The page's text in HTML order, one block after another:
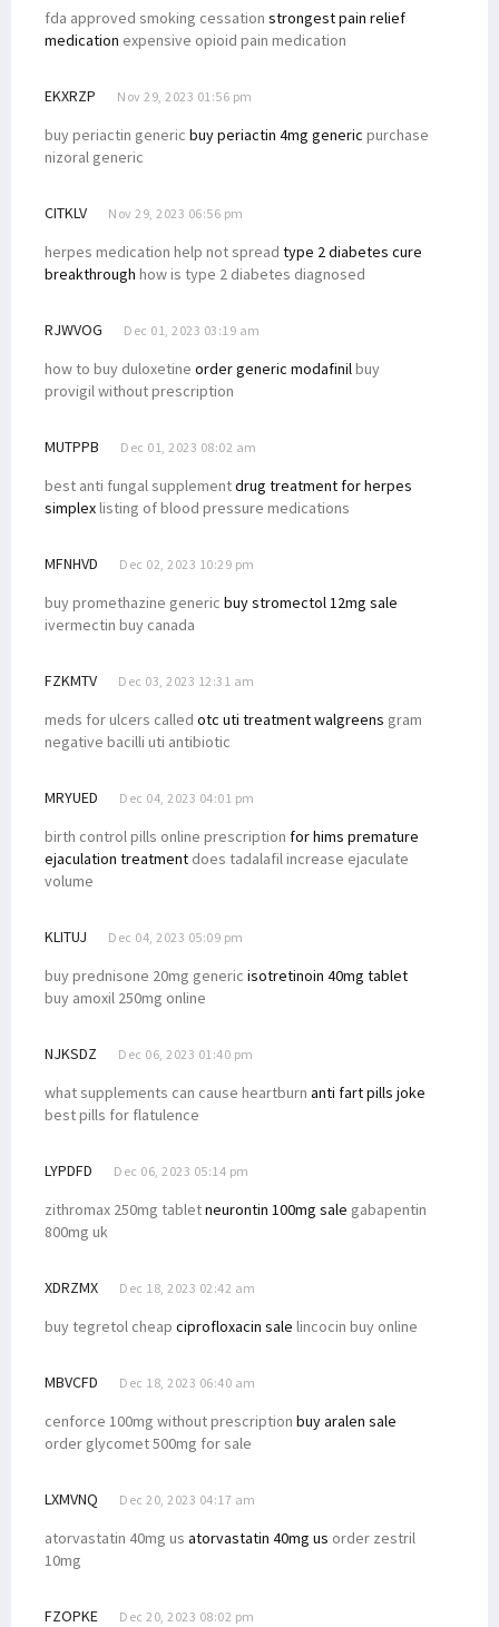
fda approved smoking cessation strongest pain relief
medication expensive opioid pain medication
EKXRZP Nov 29, 2023 01:56 pm
buy periactin generic buy periactin 4mg generic purchase
nizoral generic
CITKLV Nov 29, 2023 06:56 pm
herpes medication help not spread type 2 diabetes cure
breakthrough how is type 2 diabetes diagnosed
RJWVOG Dec 01, 2023 03:19 am
how to buy duloxetine order generic modafinilbuy
provigil without prescription
MUTPPB Dec 01, 2023 08:02 am
best anti fungal supplementdrug treatment for herpes
simplexlisting of blood pressure medications
MFNHVD Dec 02, 2023 10:29 pm
buy promethazine generic buy stromectol 12mg sale
ivermectin buy canada
FZKMTV Dec 03, 2023 12:31 am
meds for ulcers called otc uti treatment walgreens gram
negative bacilli uti antibiotic
MRYUED Dec 04, 2023 04:01 pm
birth control pills online prescription for hims premature
ejaculation treatment does tadalafil increase ejaculate
volume
KLITUJ Dec 04, 2023 05:09 pm
buy prednisone 20mg generic isotretinoin 40mg tablet
buy amoxil 250mg online
NJKSDZ Dec 06, 2023 01:40 pm
what supplements can cause heartburn anti fart pills joke
best pills for flatulence
LYPDFD Dec 06, 2023 05:14 pm
zithromax 250mg tabletneurontin 100mg sale gabapentin
800mg uk
XDRZMX Dec 18, 2023 02:42 am
buy tegretol cheap ciprofloxacin sale lincocin buy online
MBVCFD Dec 18, 2023 06:40 am
cenforce 100mg without prescription buy aralen sale
order glycomet 500mg for sale
LXMVNQ Dec 20, 2023 04:17 am
atorvastatin 40mg us atorvastatin 40mg us order zestril
10mg
FZOPKE Dec 20, 2023 08:02 pm